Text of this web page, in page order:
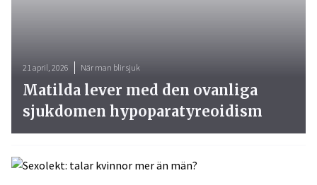
21 april, 2026 När man blir sjuk
Matilda lever med den ovanliga
sjukdomen hypoparatyreoidism